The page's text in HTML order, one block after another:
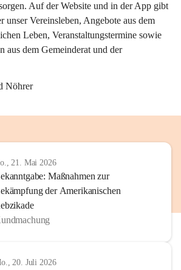
Auf der Website und in der App gibt
unser Vereinsleben, Angebote aus dem
Leben, Veranstaltungstermine sowie
aus dem Gemeinderat und der
Nöhrer
21. Mai 2026
Maßnahmen zur
der Amerikanischen
20. Juli 2026